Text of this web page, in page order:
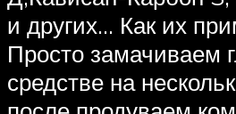
и других… Как их
Просто замачиваем
средстве на